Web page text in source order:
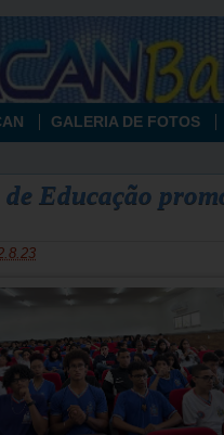
GALERIA DE FOTOS
Educação